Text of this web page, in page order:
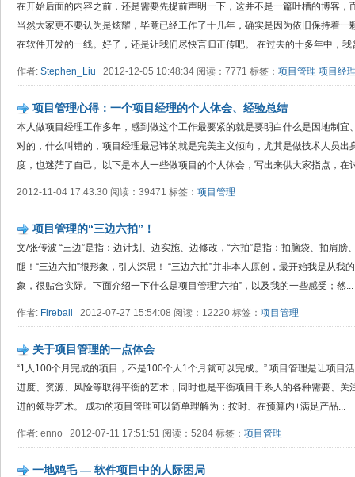
在开始后面的内容之前，还是需要先提前声明一下，这并不是一篇吐槽的博客
当然大家更不要认为是炫耀，毕竟已经工作了十几年，确实是因为依旧保持着
在软件开发的一线。好了，还是让我们尽快言归正传吧。 在过去的十多年中，我
作者: Stephen_Liu 2012-12-05 10:48:34 阅读：7771 标签： 项目管理 项目经
项目管理心得：一个项目经理的个人体会、经验总结
本人做项目经理工作多年，感到做这个工作最要紧的就是要明白什么是因地制
对的，什么叫错的，项目经理最忌讳的就是完美主义倾向，尤其是做技术人员
度，也迷茫了自己。以下是本人一些做项目的个人体会，写出来供大家指点，在
2012-11-04 17:43:30 阅读：39471 标签： 项目管理
项目管理的“三边六拍”！
文/张传波 “三边”是指：边计划、边实施、边修改，“六拍”是指：拍脑袋、拍肩
腿！“三边六拍”很形象，引人深思！ “三边六拍”并非本人原创，最开始我是从我
象，很贴合实际。下面介绍一下什么是项目管理“六拍”，以及我的一些感受；然...
作者: Fireball 2012-07-27 15:54:08 阅读：12220 标签： 项目管理
关于项目管理的一点体会
“1人100个月完成的项目，不是100个人1个月就可以完成。” 项目管理是让项目
进度、资源、风险等取得平衡的艺术，同时也是平衡项目干系人的各种需要、
进的领导艺术。 成功的项目管理可以简单理解为：按时、在预算内+满足产品...
作者: enno 2012-07-11 17:51:51 阅读：5284 标签： 项目管理
一地鸡毛 — 软件项目中的人际困局